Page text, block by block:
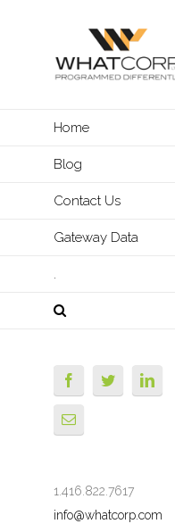
Home
Blog
Contact Us
Gateway Data
.
1.416.822.7617
info@whatcorp.com